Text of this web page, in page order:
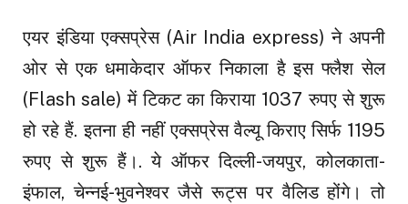
एयर इंडिया एक्सप्रेस (Air India express) ने अपनी
ओर से एक धमाकेदार ऑफर निकाला है इस फ्लैश सेल
(Flash sale) में टिकट का किराया 1037 रुपए से शुरू
हो रहे हैं. इतना ही नहीं एक्सप्रेस वैल्यू किराए सिर्फ 1195
रुपए से शुरू हैं।. ये ऑफर दिल्ली-जयपुर, कोलकाता-
इंफाल, चेन्नई-भुवनेश्वर जैसे रूट्स पर वैलिड होंगे। तो